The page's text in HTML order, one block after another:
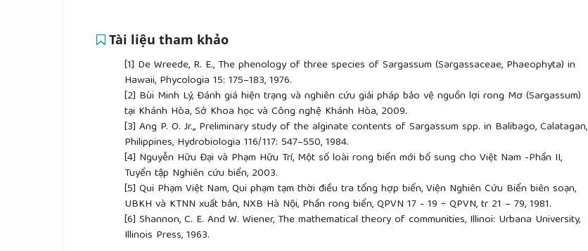
Tài liệu tham khảo
[1] De Wreede, R. E., The phenology of three species of Sargassum (Sargassaceae, Phaeophyta) in
Hawaii, Phycologia 15: 175–183, 1976.
[2] Bùi Minh Lý, Đánh giá hiện trạng và nghiên cứu giải pháp bảo vệ nguồn lợi rong Mơ (Sargassum)
tại Khánh Hòa, Sở Khoa học và Công nghệ Khánh Hòa, 2009.
[3] Ang P. O. Jr.,, Preliminary study of the alginate contents of Sargassum spp. in Balibago, Calatagan,
Philippines, Hydrobiologia 116/117: 547–550, 1984.
[4] Nguyễn Hữu Đại và Phạm Hữu Trí, Một số loài rong biển mới bổ sung cho Việt Nam -Phần II,
Tuyển tập Nghiên cứu biển, 2003.
[5] Qui Phạm Việt Nam, Qui phạm tạm thời điều tra tổng hợp biển, Viện Nghiên Cứu Biển biên soạn,
UBKH và KTNN xuất bản, NXB Hà Nội, Phần rong biển, QPVN 17 - 19 ÷ QPVN, tr 21 – 79, 1981.
[6] Shannon, C. E. And W. Wiener, The mathematical theory of communities, Illinoi: Urbana University,
Illinois Press, 1963.